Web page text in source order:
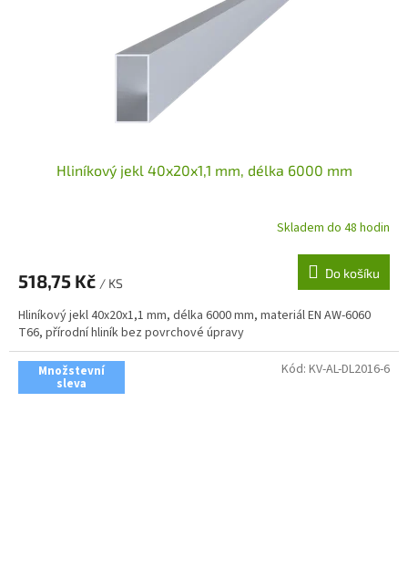
Hliníkový jekl 40x20x1,1 mm, délka 6000 mm
Skladem do 48 hodin
518,75 Kč / KS
Do košíku
Hliníkový jekl 40x20x1,1 mm, délka 6000 mm, materiál EN AW-6060
T66, přírodní hliník bez povrchové úpravy
Množstevní
sleva
Kód: KV-AL-DL2016-6